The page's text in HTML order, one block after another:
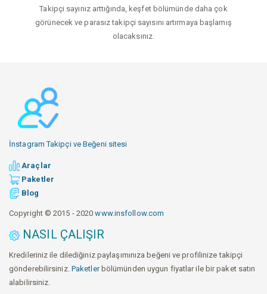
Takipçi sayınız arttığında, keşfet bölümünde daha çok
görünecek ve parasız takipçi sayısını artırmaya başlamış
olacaksınız.
İnstagram Takipçi ve Beğeni sitesi
Araçlar
Paketler
Blog
Copyright © 2015 - 2020www.insfollow.com
NASIL ÇALIŞIR
Kredileriniz ile dilediğiniz paylaşımınıza beğeni ve profilinize takipçi
gönderebilirsiniz. Paketlerbölümünden uygun fiyatlar ile bir paket satın
alabilirsiniz.